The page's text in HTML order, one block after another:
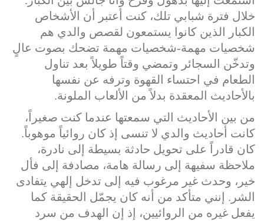
خلال فترة شبابي تلك، كنت أعتبر أن الأشخاص
الكبار الذين كانوا يستمعون لقصص والدي هم
شخصيات مهمة-شخصيات مهمة تضحك بصوت عالٍ
وتدخّن السجائر وتمضي وقتاً طويلاً بعد تناول
الطعام في احتساء القهوة وترفه عن نفسها
بالأحاديث المعقدة بدلاً من الألعاب الملونة.
من بين الأحاديث التي سمعتها عندما كنت صغيراً،
كانت أحاديث والدي لا تنسى إذ كان روائياً موهوباً.
كان قادراً على تحويل حادثة بسيطة إلى نادرة،
ملاحظة سفيهة إلى رسالة هامة، مصادفة إلى فأل
خير، وحدث غير مرغوب فيه إلى تدخل إلهي يتفادى
الشر. إنني متأكد من أنه كان يجمّل الحقيقة كما
يفعل غيره من الروائيين، إذ إن الهدف من سرد